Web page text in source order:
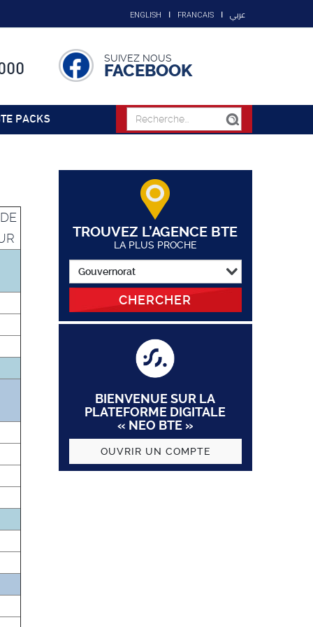
ENGLISH FRANCAIS عربي
SUIVEZ NOUS
FACEBOOK
PACKS
TROUVEZ L’AGENCE BTE
LA PLUS PROCHE
CHERCHER
BIENVENUE SUR LA
PLATEFORME DIGITALE
« NEO BTE »
OUVRIR UN COMPTE